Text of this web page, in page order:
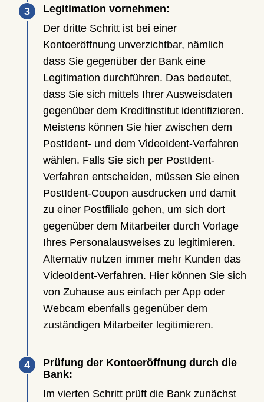
Legitimation vornehmen:
Der dritte Schritt ist bei einer
Kontoeröffnung unverzichtbar, nämlich
dass Sie gegenüber der Bank eine
Legitimation durchführen. Das bedeutet,
dass Sie sich mittels Ihrer Ausweisdaten
gegenüber dem Kreditinstitut identifizieren.
Meistens können Sie hier zwischen dem
PostIdent- und dem VideoIdent-Verfahren
wählen. Falls Sie sich per PostIdent-
Verfahren entscheiden, müssen Sie einen
PostIdent-Coupon ausdrucken und damit
zu einer Postfiliale gehen, um sich dort
gegenüber dem Mitarbeiter durch Vorlage
Ihres Personalausweises zu legitimieren.
Alternativ nutzen immer mehr Kunden das
VideoIdent-Verfahren. Hier können Sie sich
von Zuhause aus einfach per App oder
Webcam ebenfalls gegenüber dem
zuständigen Mitarbeiter legitimieren.
Prüfung der Kontoeröffnung durch die
Bank:
Im vierten Schritt prüft die Bank zunächst